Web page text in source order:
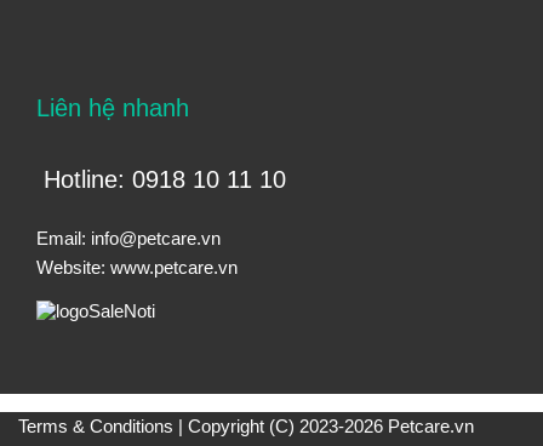
Liên hệ nhanh
Hotline: 0918 10 11 10
Email: info@petcare.vn
Website: www.petcare.vn
Terms & Conditions | Copyright (C) 2023-2026 Petcare.vn